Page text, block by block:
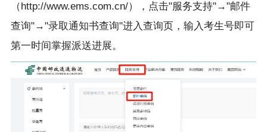
（http://www.ems.com.cn/），点击"服务支持"→"邮件
查询"→"录取通知书查询"进入查询页，输入考生号即可
第一时间掌握派送进展。